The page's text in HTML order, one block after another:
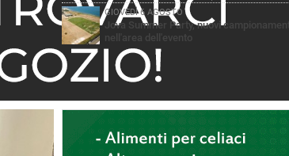
GIOVEDÌ 6 AGOSTO
Jova Summer Party, nuovi
nell'area dell'evento